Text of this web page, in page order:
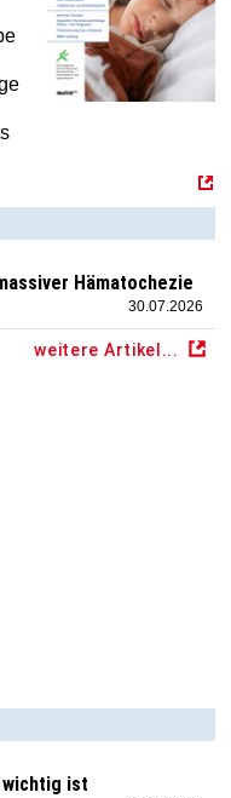
Hämatochezie
30.07.2026
weitere Artikel...
ist